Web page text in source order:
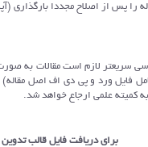
را پس از اصلاح مجددا
بررسی سریعتر لازم است مقالات به
فایل ورد و پی دی اف اصل
به کمیته علمی ارجاع خواهد شد.
برای دریافت فایل قالب